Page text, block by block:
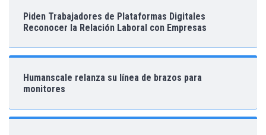
Piden Trabajadores de Plataformas Digitales
Reconocer la Relación Laboral con Empresas
Humanscale relanza su línea de brazos para
monitores